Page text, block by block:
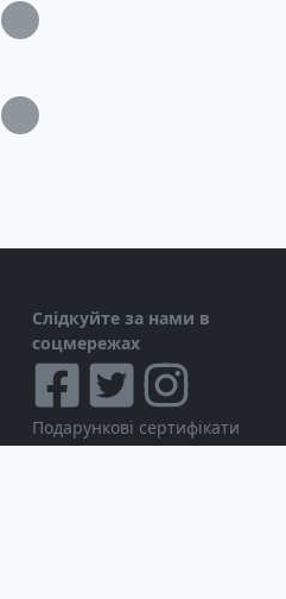
Загрузка...
Загрузка...
Слідкуйте за нами в
соцмережах
Подарункові сертифікати
Дисконтні картки